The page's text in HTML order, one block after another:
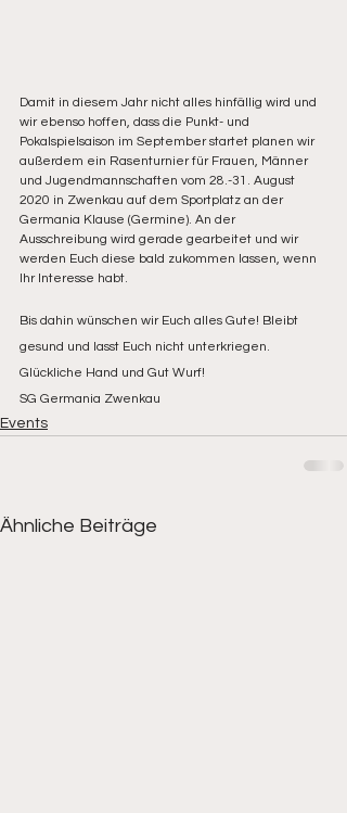
Damit in diesem Jahr nicht alles hinfällig wird und
wir ebenso hoffen, dass die Punkt- und
Pokalspielsaison im September startet planen wir
außerdem ein Rasenturnier für Frauen, Männer
und Jugendmannschaften vom 28.-31. August
2020 in Zwenkau auf dem Sportplatz an der
Germania Klause (Germine). An der
Ausschreibung wird gerade gearbeitet und wir
werden Euch diese bald zukommen lassen, wenn
Ihr Interesse habt.
Bis dahin wünschen wir Euch alles Gute! Bleibt
gesund und lasst Euch nicht unterkriegen.
Glückliche Hand und Gut Wurf!
SG Germania Zwenkau
Events
Ähnliche Beiträge